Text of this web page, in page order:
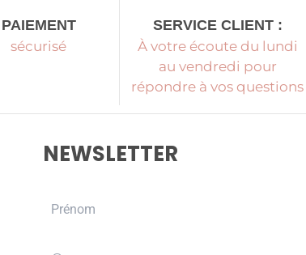
PAIEMENT
sécurisé
SERVICE CLIENT :
À votre écoute du lundi
au vendredi pour
répondre à vos questions
NEWSLETTER